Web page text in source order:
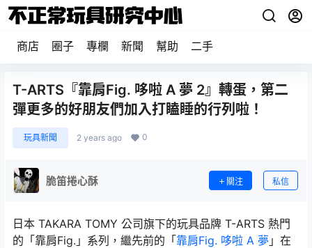
商店 圈子 專欄 新聞 幫助 二手
T-ARTS『靠肩Fig. 哆啦 A 夢 2』轉蛋，第二
彈更多的好朋友們加入打瞌睡的行列啦！
玩具新聞 2 years ago 0
脆笛捲心酥 關注 私信
日本 TAKARA TOMY 公司旗下的玩具品牌 T-ARTS 熱門
的「靠肩Fig.」系列，繼先前的「靠肩Fig. 哆啦 A 夢 」在